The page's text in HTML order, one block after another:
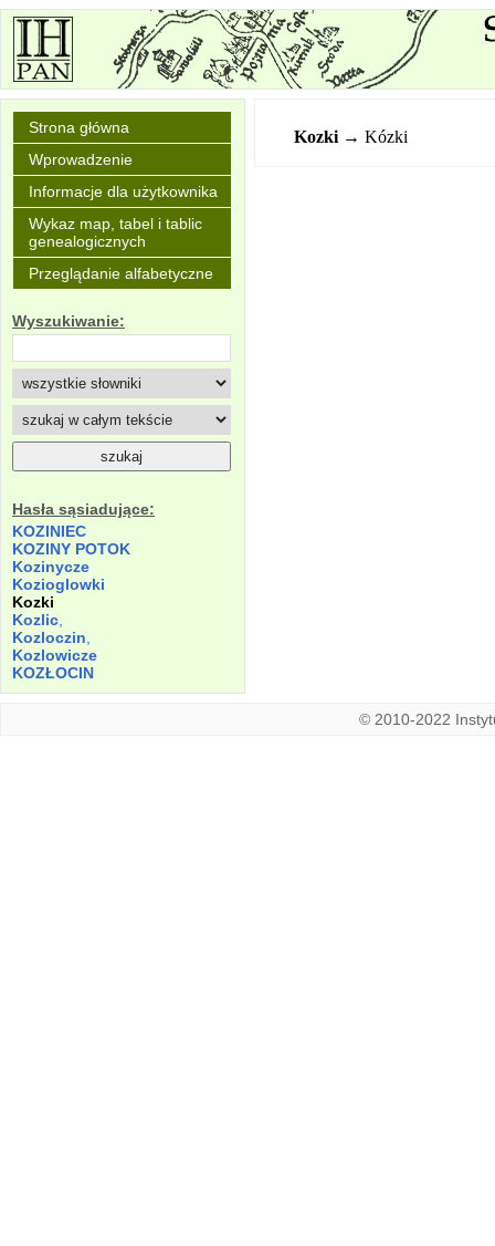
Strona główna
Wprowadzenie
Informacje dla użytkownika
Wykaz map, tabel i tablic
genealogicznych
Przeglądanie alfabetyczne
Wyszukiwanie:
Hasła sąsiadujące:
KOZINIEC
KOZINY POTOK
Kozinycze
Kozioglowki
Kozki
Kozlic
Kozloczin
Kozlowicze
KOZŁOCIN
Kozki → Kózki
© 2010-2022